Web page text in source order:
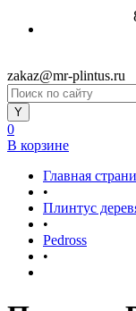
zakaz@mr-plintus.ru
0
В корзине
Главная
•
Плинтус
•
Pedross
•